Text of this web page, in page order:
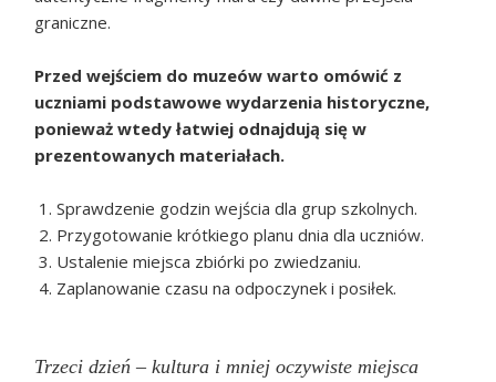
graniczne.
Przed wejściem do muzeów warto omówić z
uczniami podstawowe wydarzenia historyczne,
ponieważ wtedy łatwiej odnajdują się w
prezentowanych materiałach.
Sprawdzenie godzin wejścia dla grup szkolnych.
Przygotowanie krótkiego planu dnia dla uczniów.
Ustalenie miejsca zbiórki po zwiedzaniu.
Zaplanowanie czasu na odpoczynek i posiłek.
Trzeci dzień – kultura i mniej oczywiste miejsca